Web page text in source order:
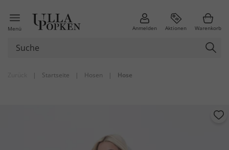
Menü Anmelden Aktionen Warenkorb
| Startseite | Hosen | Hose